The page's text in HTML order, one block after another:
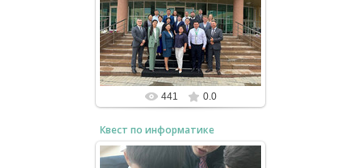
03.11.2024
2023
bzfar77
441 0.0
Квест по информатике